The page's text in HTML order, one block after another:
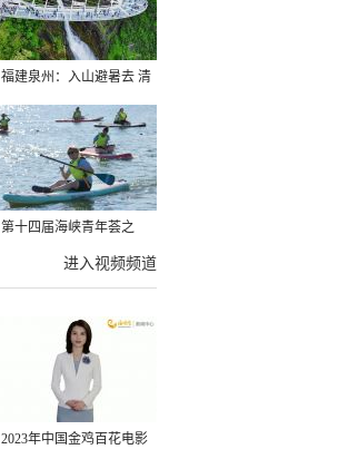
福建泉州：入山避暑去 清
凉好惬意
第十四届海峡青年荟之
2026榕台青年大学生水上
进入视频频道
2023年中国金鸡百花电影